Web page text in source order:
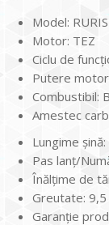
Model:
Motor: TEZ
Ciclu de
Putere
Combustibil:
Amestec
Lungime
Pas lanţ/
Înălţime de
Greutate: 9,5
Garanţie